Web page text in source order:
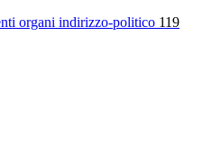
organi indirizzo-politico 119